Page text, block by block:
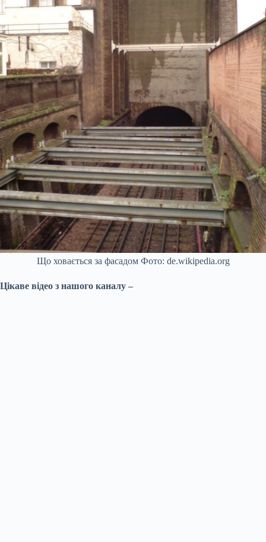
Що ховається за фасадом Фото: de.wikipedia.org
Цікаве відео з нашого каналу –